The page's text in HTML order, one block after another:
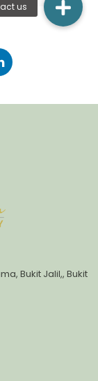
Bukit Jalil,, Bukit